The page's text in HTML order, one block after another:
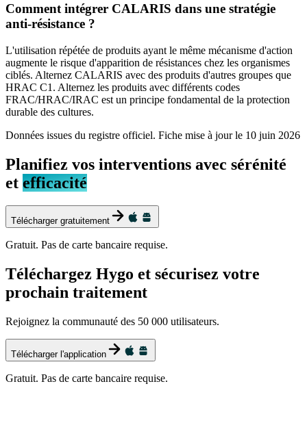
Comment intégrer CALARIS dans une stratégie
anti-résistance ?
L'utilisation répétée de produits ayant le même mécanisme d'action
augmente le risque d'apparition de résistances chez les organismes
ciblés. Alternez CALARIS avec des produits d'autres groupes que
HRAC C1. Alternez les produits avec différents codes
FRAC/HRAC/IRAC est un principe fondamental de la protection
durable des cultures.
Données issues du registre officiel. Fiche mise à jour le 10 juin 2026
Planifiez vos interventions avec sérénité
et efficacité
Télécharger gratuitement
Gratuit. Pas de carte bancaire requise.
Téléchargez Hygo et sécurisez votre
prochain traitement
Rejoignez la communauté des 50 000 utilisateurs.
Télécharger l'application
Gratuit. Pas de carte bancaire requise.